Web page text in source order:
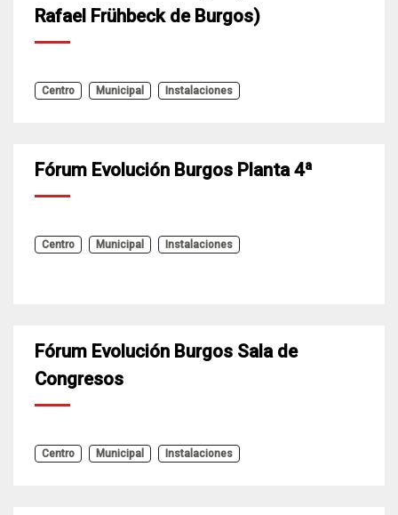
Rafael Frühbeck de Burgos)
Centro Municipal Instalaciones
Fórum Evolución Burgos Planta 4ª
Centro Municipal Instalaciones
Fórum Evolución Burgos Sala de
Congresos
Centro Municipal Instalaciones